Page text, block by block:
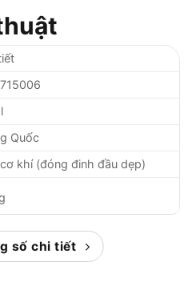
Quốc
khí (đóng đinh đầu dẹp)
số chi tiết